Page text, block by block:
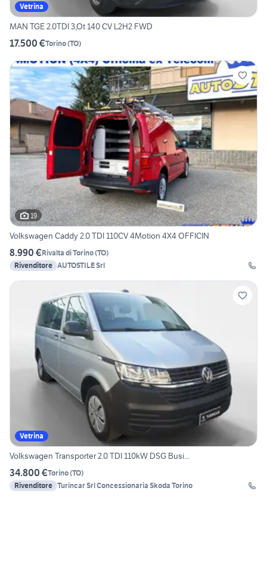
Vetrina
MAN TGE 2.0TDI 3,Ot 140 CV L2H2 FWD
17.500 €Torino(TO)
19
Volkswagen Caddy 2.0 TDI 110CV 4Motion 4X4 OFFICIN
8.990 €Rivalta di Torino(TO)
Rivenditore AUTOSTILE Srl
Vetrina
Volkswagen Transporter 2.0 TDI 110kW DSG Busi...
34.800 €Torino(TO)
Rivenditore Turincar Srl Concessionaria Skoda Torino